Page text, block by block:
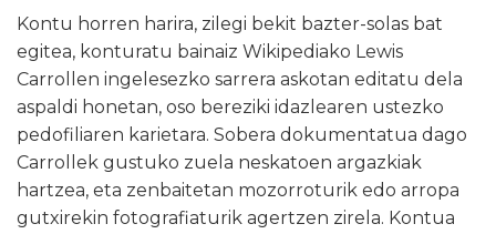
Kontu horren harira, zilegi bekit bazter-solas bat
egitea, konturatu bainaiz Wikipediako Lewis
Carrollen ingelesezko sarrera askotan editatu dela
aspaldi honetan, oso bereziki idazlearen ustezko
pedofiliaren karietara. Sobera dokumentatua dago
Carrollek gustuko zuela neskatoen argazkiak
hartzea, eta zenbaitetan mozorroturik edo arropa
gutxirekin fotografiaturik agertzen zirela. Kontua